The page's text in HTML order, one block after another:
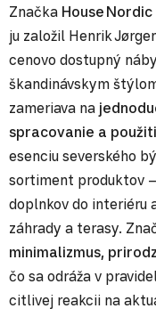
Značka House Nordic
ju založil Henrik
cenovo dostupný
škandinávskym
zameriava na
spracovanie a
esenciu severského
sortiment produktov
doplnkov do interiéru
záhrady a terasy.
minimalizmus,
čo sa odráža v
citlivej reakcii na